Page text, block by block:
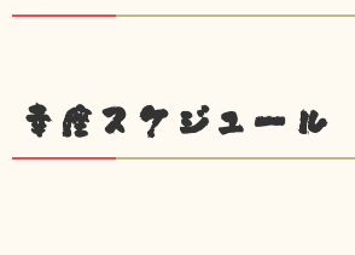
幸座スケジュール